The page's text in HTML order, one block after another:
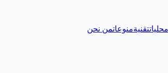
محلياتتقنيةمنوعاتمن نحن